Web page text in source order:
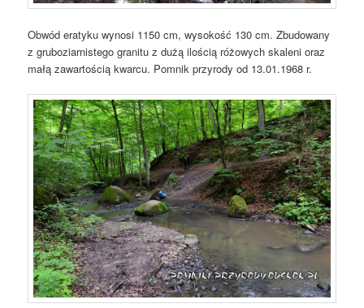
Obwód eratyku wynosi 1150 cm, wysokość 130 cm. Zbudowany
z gruboziarnistego granitu z dużą ilością różowych skaleni oraz
małą zawartością kwarcu. Pomnik przyrody od 13.01.1968 r.